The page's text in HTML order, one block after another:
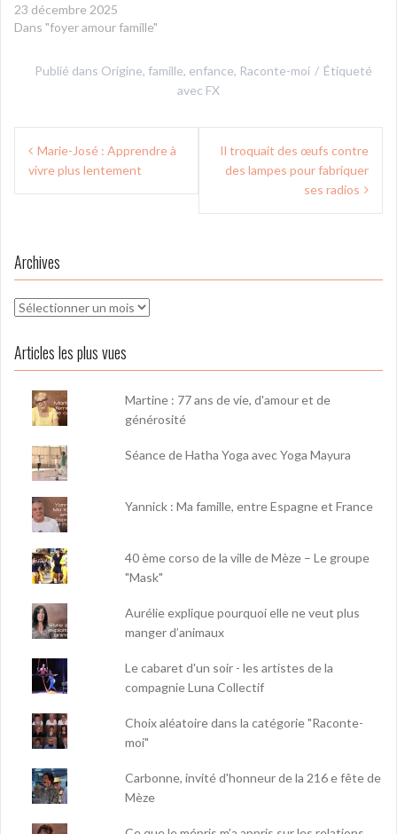
23 décembre 2025
Dans "foyer amour famille"
Publié dans Origine, famille, enfance, Raconte-moi
Étiqueté
avec FX
Navigation
deMarie-José : Apprendre à
vivre plus lentement
Il troquait des œufs contre
des lampes pour fabriquer
ses radios
Archives
Archives
Articles les plus vues
Martine : 77 ans de vie, d'amour et de
générosité
Séance de Hatha Yoga avec Yoga Mayura
Yannick : Ma famille, entre Espagne et France
40 ème corso de la ville de Mèze – Le groupe
"Mask"
Aurélie explique pourquoi elle ne veut plus
manger d’animaux
Le cabaret d'un soir - les artistes de la
compagnie Luna Collectif
Choix aléatoire dans la catégorie "Raconte-
moi"
Carbonne, invité d'honneur de la 216 e fête de
Mèze